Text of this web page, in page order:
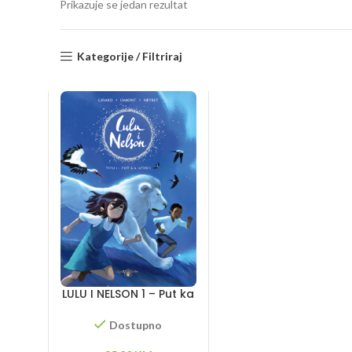
Prikazuje se jedan rezultat
Kategorije / Filtriraj
LULU I NELSON 1 – Put ka
Dostupno